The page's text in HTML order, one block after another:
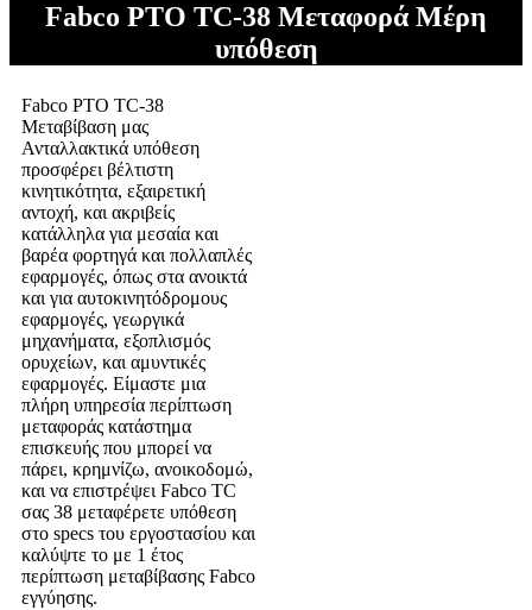
Fabco PTO TC-38 Μεταφορά Μέρη
υπόθεση
Fabco PTO TC-38
Μεταβίβαση μας
Ανταλλακτικά υπόθεση
προσφέρει βέλτιστη
κινητικότητα, εξαιρετική
αντοχή, και ακριβείς
κατάλληλα για μεσαία και
βαρέα φορτηγά και πολλαπλές
εφαρμογές, όπως στα ανοικτά
και για αυτοκινητόδρομους
εφαρμογές, γεωργικά
μηχανήματα, εξοπλισμός
ορυχείων, και αμυντικές
εφαρμογές. Είμαστε μια
πλήρη υπηρεσία περίπτωση
μεταφοράς κατάστημα
επισκευής που μπορεί να
πάρει, κρημνίζω, ανοικοδομώ,
και να επιστρέψει Fabco TC
σας 38 μεταφέρετε υπόθεση
στο specs του εργοστασίου και
καλύψτε το με 1 έτος
περίπτωση μεταβίβασης Fabco
εγγύησης.